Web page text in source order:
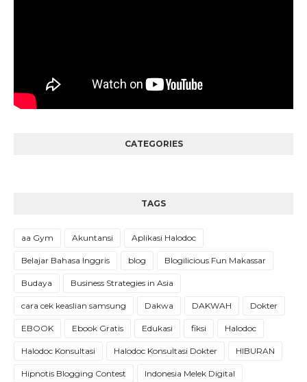
CATEGORIES
TAGS
aa Gym Akuntansi Aplikasi Halodoc
Belajar Bahasa Inggris blog Blogilicious Fun Makassar
Budaya Business Strategies in Asia
cara cek keaslian samsung Dakwa DAKWAH Dokter
EBOOK Ebook Gratis Edukasi fiksi Halodoc
Halodoc Konsultasi Halodoc Konsultasi Dokter HIBURAN
Hipnotis Blogging Contest Indonesia Melek Digital